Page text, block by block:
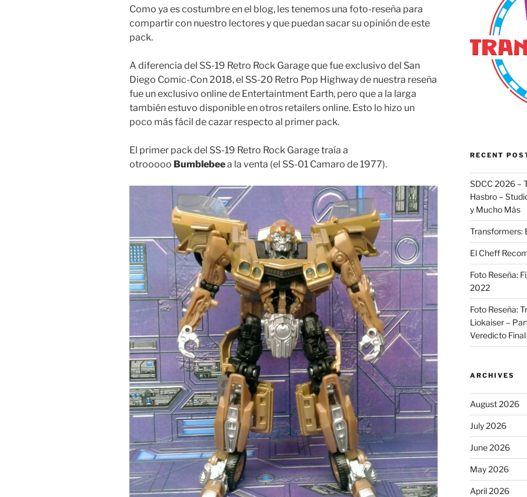
Como ya es costumbre en el blog, les tenemos una foto-reseña para
compartir con nuestro lectores y que puedan sacar su opinión de este
pack.
A diferencia del SS-19 Retro Rock Garage que fue exclusivo del San
Diego Comic-Con 2018, el SS-20 Retro Pop Highway de nuestra reseña
fue un exclusivo online de Entertaintment Earth, pero que a la larga
también estuvo disponible en otros retailers online. Esto lo hizo un
poco más fácil de cazar respecto al primer pack.
El primer pack del SS-19 Retro Rock Garage traía a
otrooooo Bumblebeea la venta (el SS-01 Camaro de 1977).
RECENT
SDCC 2026 –
Hasbro –
y Mucho Más
Transformers:
El Cheff
Foto Reseña:
2022
Foto Reseña:
Liokaiser –
Veredicto Final
ARCHIVES
August 2026
July 2026
June 2026
May 2026
April 2026